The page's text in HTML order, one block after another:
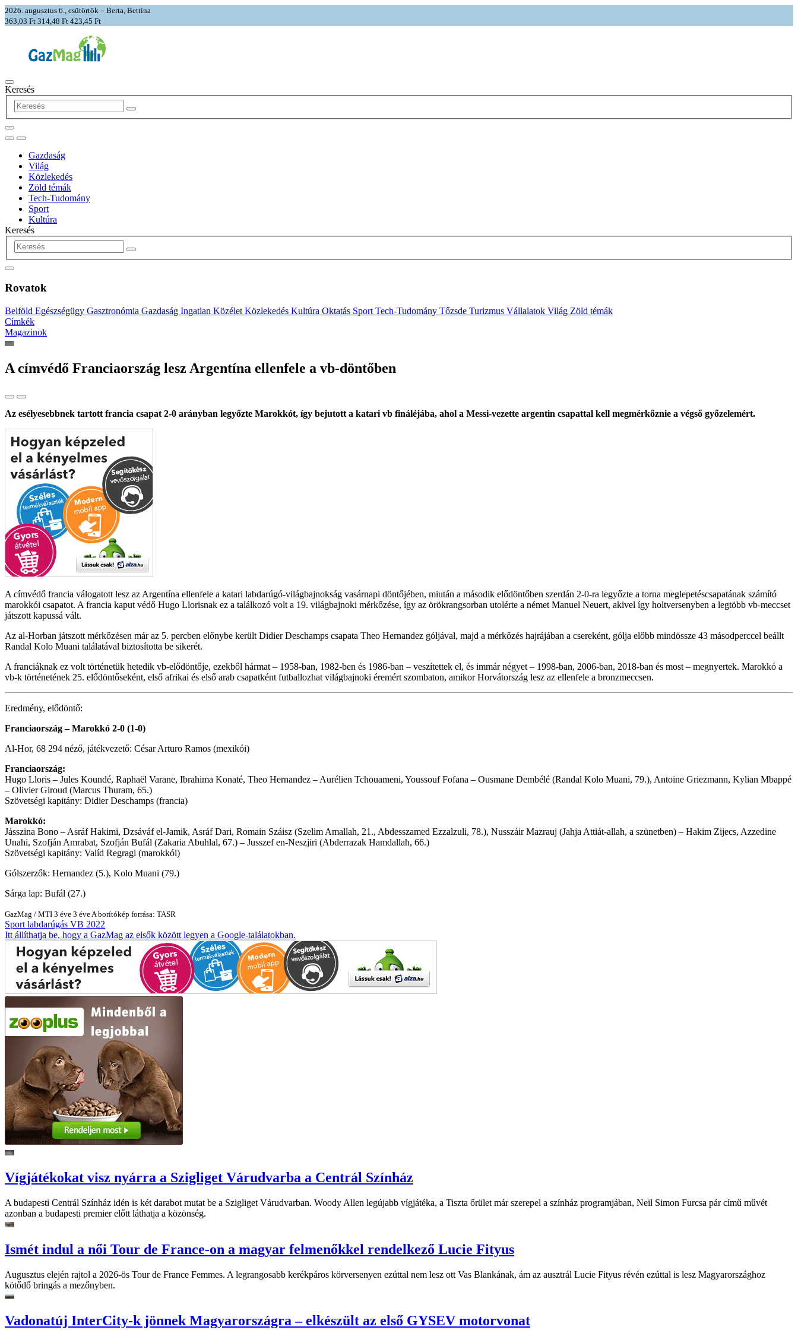
2026. augusztus 6., csütörtök – Berta, Bettina
363,03 Ft 314,48 Ft 423,45 Ft
Keresés
Gazdaság
Világ
Közlekedés
Zöld témák
Tech-Tudomány
Sport
Kultúra
Keresés
Rovatok
Belföld Egészségügy Gasztronómia Gazdaság Ingatlan Közélet Közlekedés Kultúra Oktatás Sport Tech-Tudomány Tőzsde Turizmus Vállalatok Világ Zöld témák
Címkék
Magazinok
A címvédő Franciaország lesz Argentína ellenfele a vb-döntőben
Az esélyesebbnek tartott francia csapat 2-0 arányban legyőzte Marokkót, így bejutott a katari vb fináléjába, ahol a Messi-vezette argentin csapattal kell megmérkőznie a végső győzelemért.
A címvédő francia válogatott lesz az Argentína ellenfele a katari labdarúgó-világbajnokság vasárnapi döntőjében, miután a második elődöntőben szerdán 2-0-ra legyőzte a torna meglepetéscsapatának számító
marokkói csapatot. A francia kaput védő Hugo Llorisnak ez a találkozó volt a 19. világbajnoki mérkőzése, így az örökrangsorban utolérte a német Manuel Neuert, akivel így holtversenyben a legtöbb vb-meccset
játszott kapussá vált.
Az al-Horban játszott mérkőzésen már az 5. percben előnybe került Didier Deschamps csapata Theo Hernandez góljával, majd a mérkőzés hajrájában a csereként, gólja előbb mindössze 43 másodperccel beállt
Randal Kolo Muani találatával biztosította be sikerét.
A franciáknak ez volt történetük hetedik vb-elődöntője, ezekből hármat – 1958-ban, 1982-ben és 1986-ban – veszítettek el, és immár négyet – 1998-ban, 2006-ban, 2018-ban és most – megnyertek. Marokkó a
vb-k történetének 25. elődöntőseként, első afrikai és első arab csapatként futballozhat világbajnoki éremért szombaton, amikor Horvátország lesz az ellenfele a bronzmeccsen.
Eredmény, elődöntő:
Franciaország – Marokkó 2-0 (1-0)
Al-Hor, 68 294 néző, játékvezető: César Arturo Ramos (mexikói)
Franciaország:
Hugo Lloris – Jules Koundé, Raphaël Varane, Ibrahima Konaté, Theo Hernandez – Aurélien Tchouameni, Youssouf Fofana – Ousmane Dembélé (Randal Kolo Muani, 79.), Antoine Griezmann, Kylian Mbappé
– Olivier Giroud (Marcus Thuram, 65.)
Szövetségi kapitány: Didier Deschamps (francia)
Marokkó:
Jásszina Bono – Asráf Hakimi, Dzsáváf el-Jamik, Asráf Dari, Romain Száisz (Szelim Amallah, 21., Abdesszamed Ezzalzuli, 78.), Nusszáir Mazrauj (Jahja Attiát-allah, a szünetben) – Hakim Zijecs, Azzedine
Unahi, Szofján Amrabat, Szofján Bufál (Zakaria Abuhlal, 67.) – Jusszef en-Neszjiri (Abderrazak Hamdallah, 66.)
Szövetségi kapitány: Valíd Regragi (marokkói)
Gólszerzők: Hernandez (5.), Kolo Muani (79.)
Sárga lap: Bufál (27.)
GazMag / MTI 3 éve 3 éve A borítókép forrása: TASR
Sport labdarúgás VB 2022
Itt állíthatja be, hogy a GazMag az elsők között legyen a Google-találatokban.
Vígjátékokat visz nyárra a Szigliget Várudvarba a Centrál Színház
A budapesti Centrál Színház idén is két darabot mutat be a Szigliget Várudvarban. Woody Allen legújabb vígjátéka, a Tiszta őrület már szerepel a színház programjában, Neil Simon Furcsa pár című művét
azonban a budapesti premier előtt láthatja a közönség.
Ismét indul a női Tour de France-on a magyar felmenőkkel rendelkező Lucie Fityus
Augusztus elején rajtol a 2026-ös Tour de France Femmes. A legrangosabb kerékpáros körversenyen ezúttal nem lesz ott Vas Blankának, ám az ausztrál Lucie Fityus révén ezúttal is lesz Magyarországhoz
kötődő bringás a mezőnyben.
Vadonatúj InterCity-k jönnek Magyarországra – elkészült az első GYSEV motorvonat